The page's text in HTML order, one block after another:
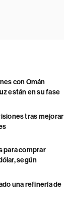
con Omán
están en su fase
tras mejorar
para comprar
según
una refinería de